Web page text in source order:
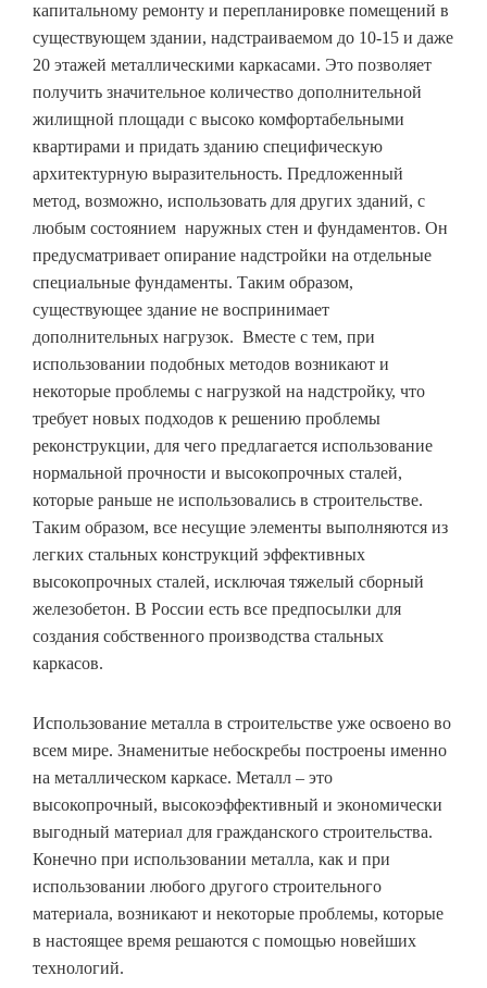
капитальному ремонту и перепланировке помещений в
существующем здании, надстраиваемом до 10-15 и даже
20 этажей металлическими каркасами. Это позволяет
получить значительное количество дополнительной
жилищной площади с высоко комфортабельными
квартирами и придать зданию специфическую
архитектурную выразительность. Предложенный
метод, возможно, использовать для других зданий, с
любым состоянием наружных стен и фундаментов. Он
предусматривает опирание надстройки на отдельные
специальные фундаменты. Таким образом,
существующее здание не воспринимает
дополнительных нагрузок. Вместе с тем, при
использовании подобных методов возникают и
некоторые проблемы с нагрузкой на надстройку, что
требует новых подходов к решению проблемы
реконструкции, для чего предлагается использование
нормальной прочности и высокопрочных сталей,
которые раньше не использовались в строительстве.
Таким образом, все несущие элементы выполняются из
легких стальных конструкций эффективных
высокопрочных сталей, исключая тяжелый сборный
железобетон. В России есть все предпосылки для
создания собственного производства стальных
каркасов.
Использование металла в строительстве уже освоено во
всем мире. Знаменитые небоскребы построены именно
на металлическом каркасе. Металл – это
высокопрочный, высокоэффективный и экономически
выгодный материал для гражданского строительства.
Конечно при использовании металла, как и при
использовании любого другого строительного
материала, возникают и некоторые проблемы, которые
в настоящее время решаются с помощью новейших
технологий.